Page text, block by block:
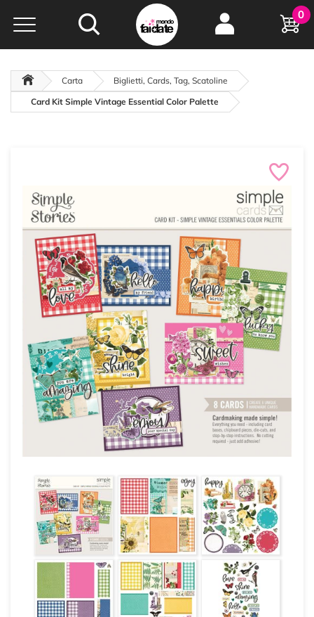
Hobby e
creatività...
oltre 15 anni online
0
Carta
Biglietti, Cards, Tag, Scatoline
Card Kit Simple Vintage Essential Color Palette